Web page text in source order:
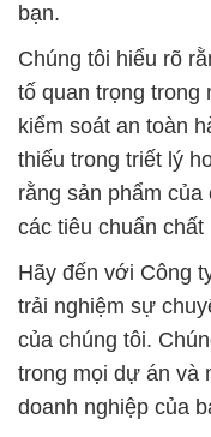
bạn.
Chúng tôi hiểu rõ
tố quan trọng trong
kiểm soát an toàn
thiếu trong triết lý
rằng sản phẩm
các tiêu chuẩn
Hãy đến với Công
trải nghiệm sự
của chúng tôi.
trong mọi dự án và
doanh nghiệp của